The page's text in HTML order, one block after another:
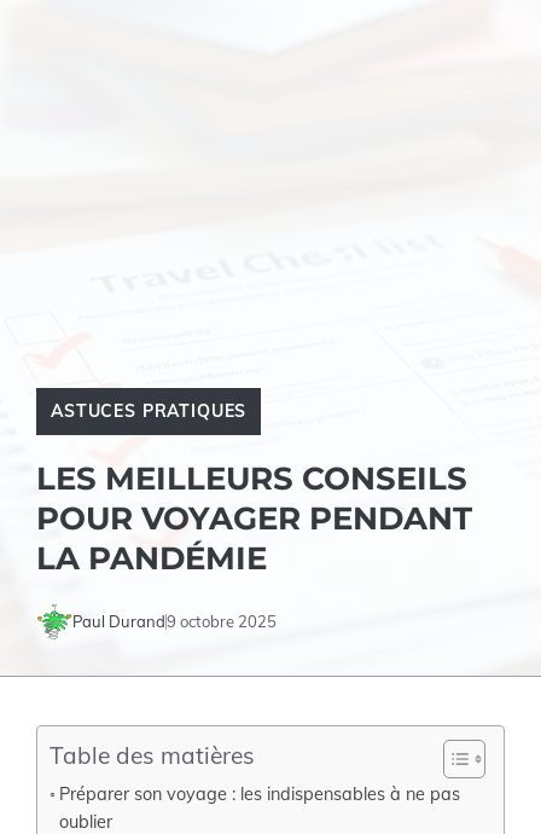
ASTUCES PRATIQUES
LES MEILLEURS CONSEILS
POUR VOYAGER PENDANT
LA PANDÉMIE
Paul Durand9 octobre 2025
Table des matières
Préparer son voyage : les indispensables à ne pas
oublier